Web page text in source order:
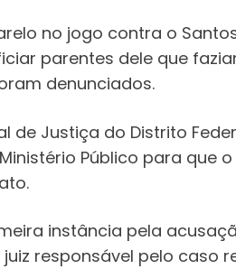
no jogo contra o
parentes dele que
denunciados.
de Justiça do Distrito
Público para que o
instância pela
responsável pelo caso